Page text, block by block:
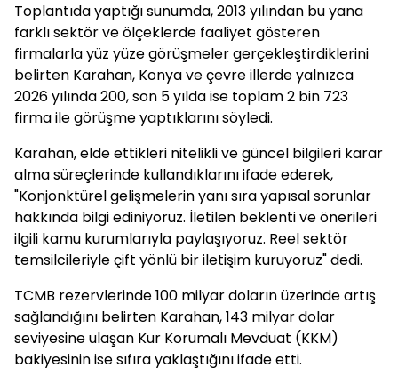
Toplantıda yaptığı sunumda, 2013 yılından bu yana
farklı sektör ve ölçeklerde faaliyet gösteren
firmalarla yüz yüze görüşmeler gerçekleştirdiklerini
belirten Karahan, Konya ve çevre illerde yalnızca
2026 yılında 200, son 5 yılda ise toplam 2 bin 723
firma ile görüşme yaptıklarını söyledi.
Karahan, elde ettikleri nitelikli ve güncel bilgileri karar
alma süreçlerinde kullandıklarını ifade ederek,
"Konjonktürel gelişmelerin yanı sıra yapısal sorunlar
hakkında bilgi ediniyoruz. İletilen beklenti ve önerileri
ilgili kamu kurumlarıyla paylaşıyoruz. Reel sektör
temsilcileriyle çift yönlü bir iletişim kuruyoruz" dedi.
TCMB rezervlerinde 100 milyar doların üzerinde artış
sağlandığını belirten Karahan, 143 milyar dolar
seviyesine ulaşan Kur Korumalı Mevduat (KKM)
bakiyesinin ise sıfıra yaklaştığını ifade etti.